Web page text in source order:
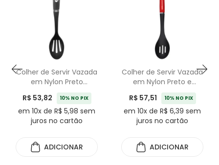
Colher de Servir Vazada
em Nylon Preto
Cuisinart - 35cm
R$ 53,82 10% NO PIX
em 10x de R$ 5,98 sem
juros no cartão
ADICIONAR
Colher de Servir Vazada
em Nylon Preto e
Vermelho KitchenAid -
35cm
R$ 57,51 10% NO PIX
em 10x de R$ 6,39 sem
juros no cartão
ADICIONAR